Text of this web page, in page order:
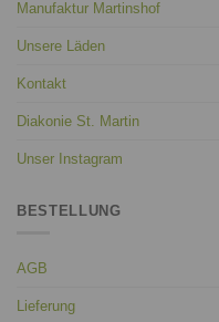
Manufaktur Martinshof
Unsere Läden
Kontakt
Diakonie St. Martin
Unser Instagram
BESTELLUNG
AGB
Lieferung